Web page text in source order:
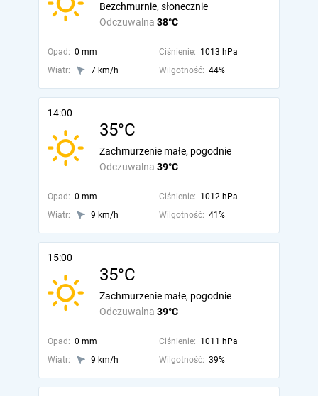
Odczuwalna 38°C
Bezchmurnie, słonecznie
Opad: 0 mm Ciśnienie: 1013 hPa
Wiatr:
7 km/h Wilgotność: 44%
14:00
35°C
Odczuwalna 39°C
Zachmurzenie małe, pogodnie
Opad: 0 mm Ciśnienie: 1012 hPa
Wiatr:
9 km/h Wilgotność: 41%
15:00
35°C
Odczuwalna 39°C
Zachmurzenie małe, pogodnie
Opad: 0 mm Ciśnienie: 1011 hPa
Wiatr:
9 km/h Wilgotność: 39%